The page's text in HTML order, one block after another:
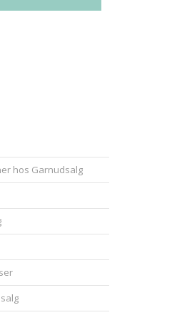
hos Garnudsalg